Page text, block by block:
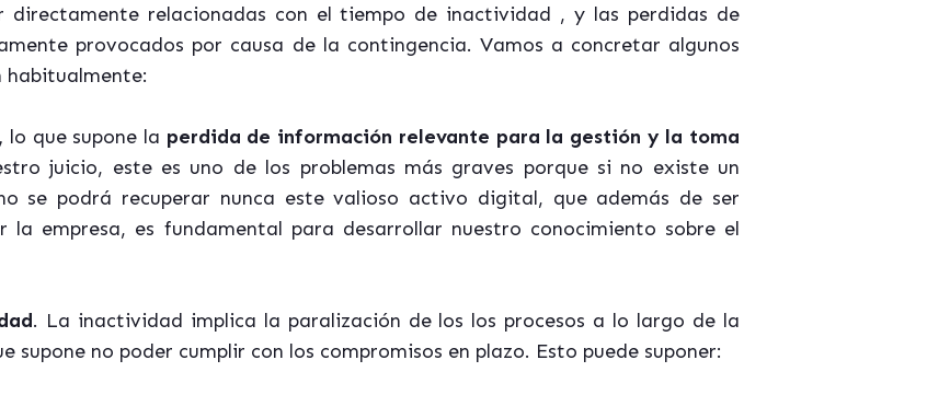
directamente relacionadas con el tiempo de inactividad , y las perdidas de
provocados por causa de la contingencia. Vamos a concretar algunos
habitualmente:
lo que supone la perdida de información relevante para la gestión y la toma
juicio, este es uno de los problemas más graves porque si no existe un
se podrá recuperar nunca este valioso activo digital, que además de ser
la empresa, es fundamental para desarrollar nuestro conocimiento sobre el
. La inactividad implica la paralización de los los procesos a lo largo de la
supone no poder cumplir con los compromisos en plazo. Esto puede suponer: